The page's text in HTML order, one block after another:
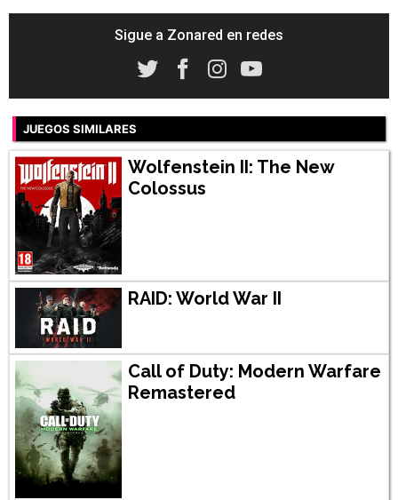
Sigue a Zonared en redes
JUEGOS SIMILARES
Wolfenstein II: The New
Colossus
RAID: World War II
Call of Duty: Modern Warfare
Remastered